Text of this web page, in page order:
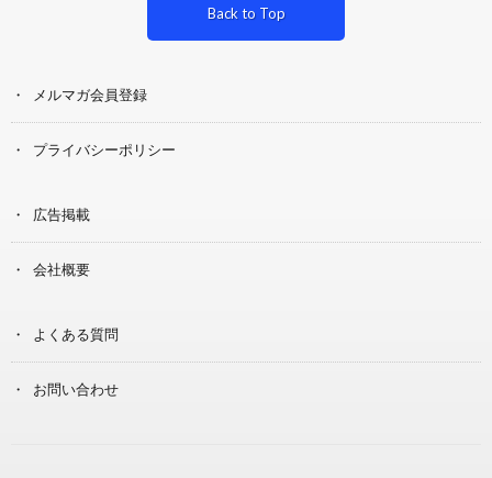
Back to Top
メルマガ会員登録
プライバシーポリシー
広告掲載
会社概要
よくある質問
お問い合わせ